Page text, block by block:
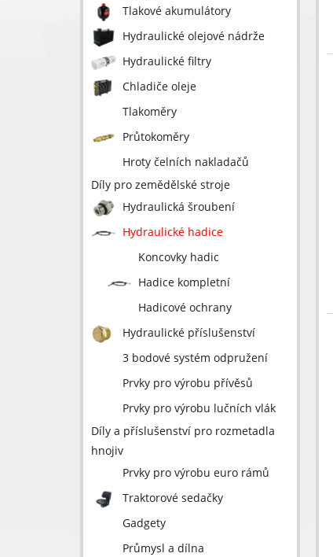
Tlakové akumulátory
Hydraulické olejové nádrže
Hydraulické filtry
Chladiče oleje
Tlakoměry
Průtokoměry
Hroty čelních nakladačů
Díly pro zemědělské stroje
Hydraulická šroubení
Hydraulické hadice
Koncovky hadic
Hadice kompletní
Hadicové ochrany
Hydraulické příslušenství
3 bodové systém odpružení
Prvky pro výrobu přívěsů
Prvky pro výrobu lučních vlák
Díly a příslušenství pro rozmetadla
hnojiv
Prvky pro výrobu euro rámů
Traktorové sedačky
Gadgety
Průmysl a dílna